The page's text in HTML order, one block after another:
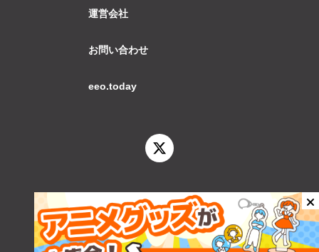
運営会社
お問い合わせ
eeo.today
© 2026 eeo.today